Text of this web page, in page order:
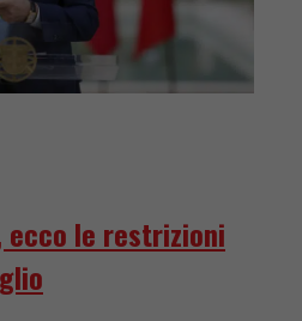
ecco le restrizioni